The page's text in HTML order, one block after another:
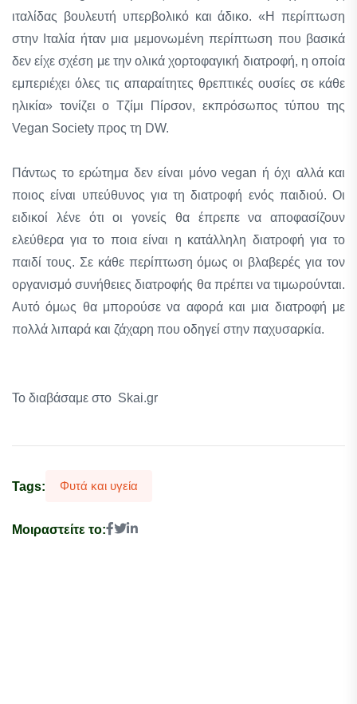
ιταλίδας βουλευτή υπερβολικό και άδικο. «Η περίπτωση
στην Ιταλία ήταν μια μεμονωμένη περίπτωση που βασικά
δεν είχε σχέση με την ολικά χορτοφαγική διατροφή, η οποία
εμπεριέχει όλες τις απαραίτητες θρεπτικές ουσίες σε κάθε
ηλικία» τονίζει ο Τζίμι Πίρσον, εκπρόσωπος τύπου της
Vegan Society προς τη DW.
Πάντως το ερώτημα δεν είναι μόνο vegan ή όχι αλλά και
ποιος είναι υπεύθυνος για τη διατροφή ενός παιδιού. Οι
ειδικοί λένε ότι οι γονείς θα έπρεπε να αποφασίζουν
ελεύθερα για το ποια είναι η κατάλληλη διατροφή για το
παιδί τους. Σε κάθε περίπτωση όμως οι βλαβερές για τον
οργανισμό συνήθειες διατροφής θα πρέπει να τιμωρούνται.
Αυτό όμως θα μπορούσε να αφορά και μια διατροφή με
πολλά λιπαρά και ζάχαρη που οδηγεί στην παχυσαρκία.
Το διαβάσαμε στο Skai.gr
Tags: Φυτά και υγεία
Μοιραστείτε το: